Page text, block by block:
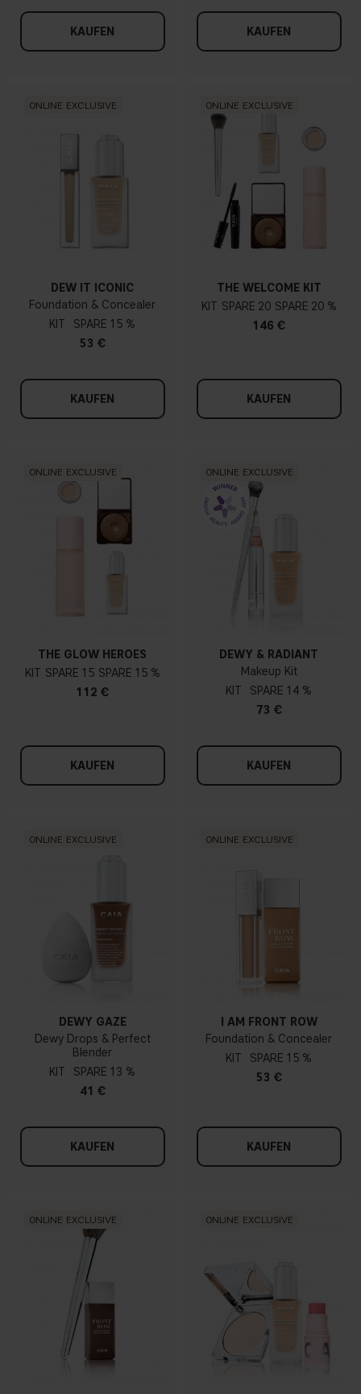
KAUFEN KAUFEN
ONLINE EXCLUSIVE
DEW IT ICONIC
Foundation & Concealer
KIT
15 %
53 €
KAUFEN
ONLINE EXCLUSIVE
THE WELCOME KIT
KIT
20
20 %
146 €
KAUFEN
ONLINE EXCLUSIVE
THE GLOW HEROES
KIT
15
15 %
112 €
KAUFEN
ONLINE EXCLUSIVE
DEWY & RADIANT
Makeup Kit
KIT
14 %
73 €
KAUFEN
ONLINE EXCLUSIVE
DEWY GAZE
Dewy Drops & Perfect
Blender
KIT
13 %
41 €
KAUFEN
ONLINE EXCLUSIVE
I AM FRONT ROW
Foundation & Concealer
KIT
15 %
53 €
KAUFEN
ONLINE EXCLUSIVE ONLINE EXCLUSIVE